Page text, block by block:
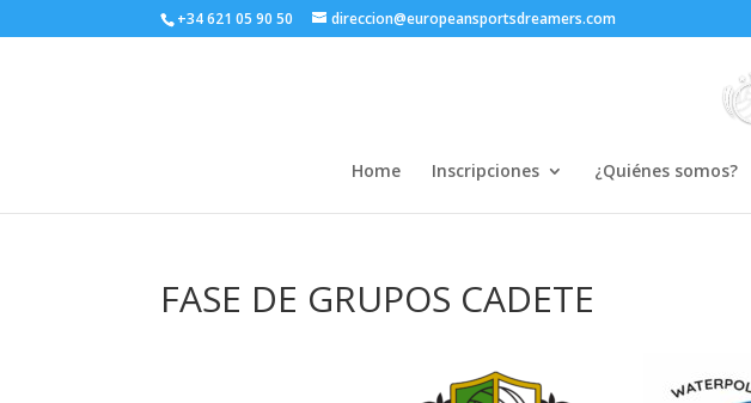
+34 621 05 90 50 direccion@europeansportsdreamers.com
Home Inscripciones ¿Quiénes somos?
FASE DE GRUPOS CADETE